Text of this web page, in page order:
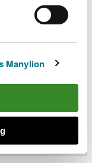
Manylion
dim ond pan
mae tua
difrodi,
Dyna
rydym wedi
eu
hyn yn
carbon,
i